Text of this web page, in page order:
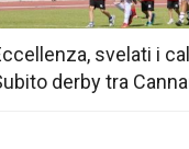
svelati i
derby tra